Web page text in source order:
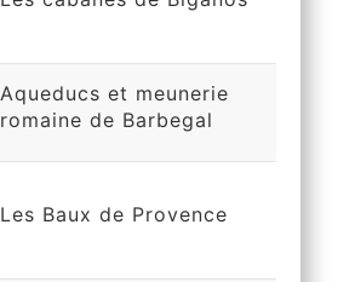
Aqueducs et meunerie
romaine de Barbegal
Les Baux de Provence